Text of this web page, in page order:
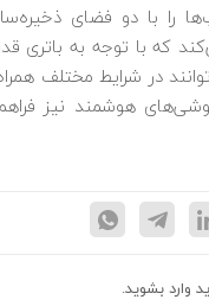
که با توجه به
در شرایط مختلف
وارد بشوید.